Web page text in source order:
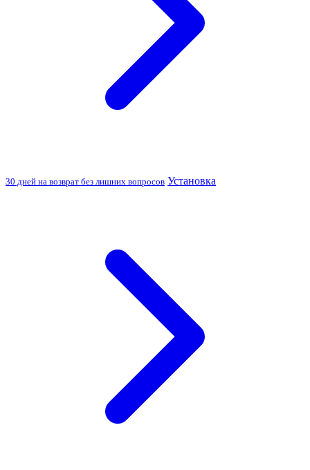
30 дней на возврат без лишних вопросов Установка